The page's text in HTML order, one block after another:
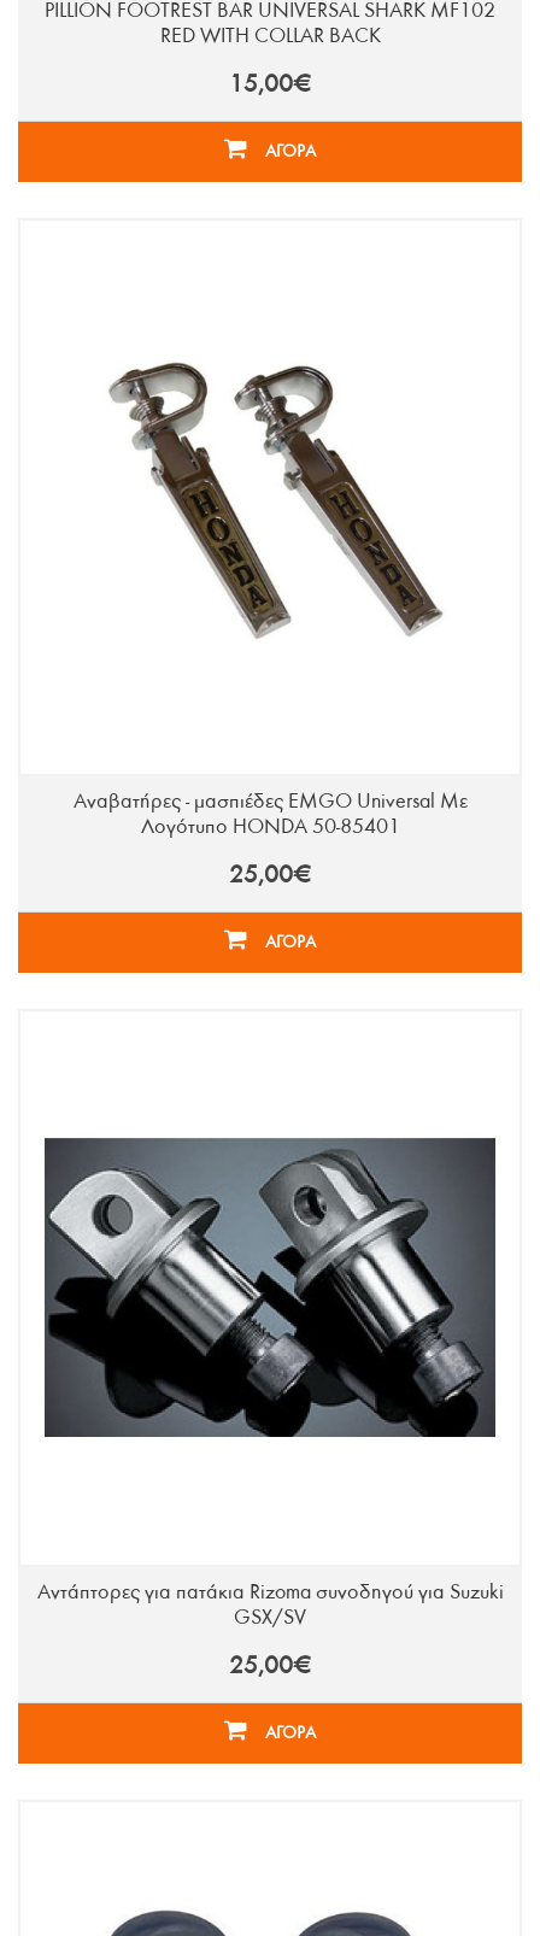
PILLION FOOTREST BAR UNIVERSAL SHARK MF102
RED WITH COLLAR BACK
15,00€
ΑΓΟΡΑ
Αναβατήρες - μασπιέδες EMGO Universal Με
Λογότυπο HONDA 50-85401
25,00€
ΑΓΟΡΑ
Αντάπτορες για πατάκια Rizoma συνοδηγού για Suzuki
GSX/SV
25,00€
ΑΓΟΡΑ